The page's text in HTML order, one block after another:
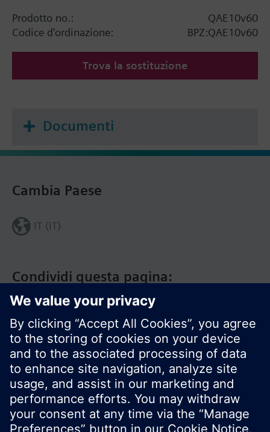
Prodotto no.:
QAE10v60
Codice d'ordinazione:
BPZ:QAE10v60
Trova la sostituzione
Documenti
Condividi questa pagina:
Cambia Paese
IT (IT)
Siemens Italia